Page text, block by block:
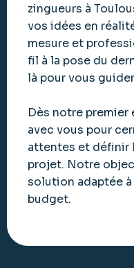
zingueurs à
vos idées en
mesure et
fil à la pose du
là pour vous
Dès notre premier
avec vous pour
attentes et définir
projet. Notre
solution adaptée
budget.